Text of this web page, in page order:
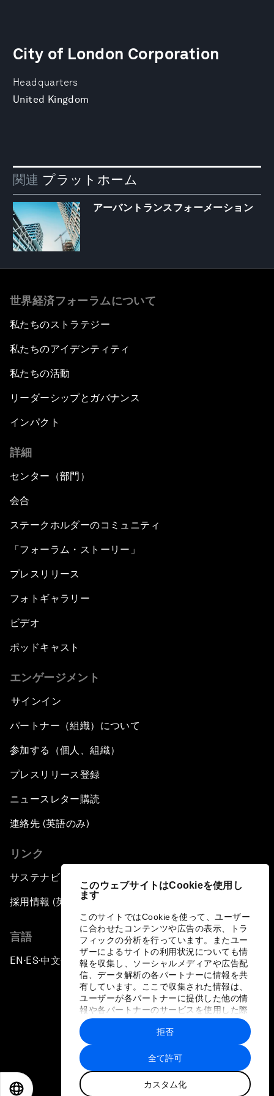
このウェブサイトはCookieを使用し
ます
このサイトではCookieを使って、ユーザー
に合わせたコンテンツや広告の表示、トラ
フィックの分析を行っています。またユー
ザーによるサイトの利用状況についても情
報を収集し、ソーシャルメディアや広告配
信、データ解析の各パートナーに情報を共
有しています。ここで収集された情報は、
ユーザーが各パートナーに提供した他の情
報や各パートナーのサービスを使用した際
に収集された情報と組み合わされ、各パー
トナーによって使用されることがありま
す。
全て許可
カスタム化
拒否
Headquarters
United Kingdom
City of London Corporation
関連 プラットホーム
アーバントランスフォーメーション
世界経済フォーラムについて
私たちのストラテジー
私たちのアイデンティティ
私たちの活動
リーダーシップとガバナンス
インパクト
詳細
センター（部門）
会合
ステークホルダーのコミュニティ
「フォーラム・ストーリー」
プレスリリース
フォトギャラリー
ビデオ
ポッドキャスト
エンゲージメント
サインイン
パートナー（組織）について
参加する（個人、組織）
プレスリリース登録
ニュースレター購読
連絡先 (英語のみ)
リンク
サステナビリティへの取り組み
採用情報 (英語のみ)
言語
EN ▪ES▪中文▪ 日本語
プライバシーポリシーと利用規約
サイトマップ
©
世界経済フォーラム